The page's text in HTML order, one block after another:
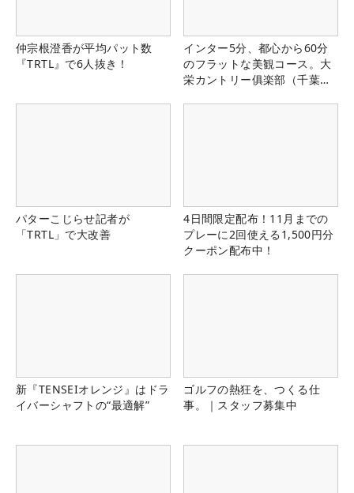
仲宗根澄香が平均パット数
『TRTL』で6人抜き！
インター5分、都心から60分
のフラットな美観コース。大
栄カントリー俱楽部（千葉
パターこじらせ記者が
「TRTL」で大改善
4日間限定配布！11月までの
プレーに2回使える1,500円分
クーポン配布中！
新『TENSEIオレンジ』はドラ
イバーシャフトの“最適解”
ゴルフの熱狂を、つくる仕
事。｜スタッフ募集中